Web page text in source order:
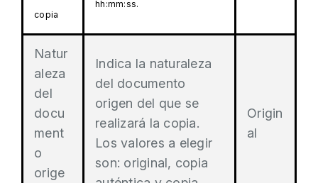
copia
hh:mm:ss.
Natur
aleza
del
docu
ment
o
orige
Indica la naturaleza
del documento
origen del que se
realizará la copia.
Los valores a elegir
son: original, copia
Origin
al